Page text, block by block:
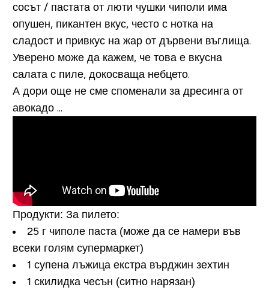
сосът / пастата от люти чушки чиполи има
опушен, пикантен вкус, често с нотка на
сладост и привкус на жар от дървени въглища.
Уверено може да кажем, че това е вкусна
салата с пиле, докосваща небцето.
А дори още не сме споменали за дресинга от
авокадо ...
Продукти: За пилето:
25 г чиполе паста (може да се намери във
всеки голям супермаркет)
1 супена лъжица екстра върджин зехтин
1 скилидка чесън (ситно нарязан)